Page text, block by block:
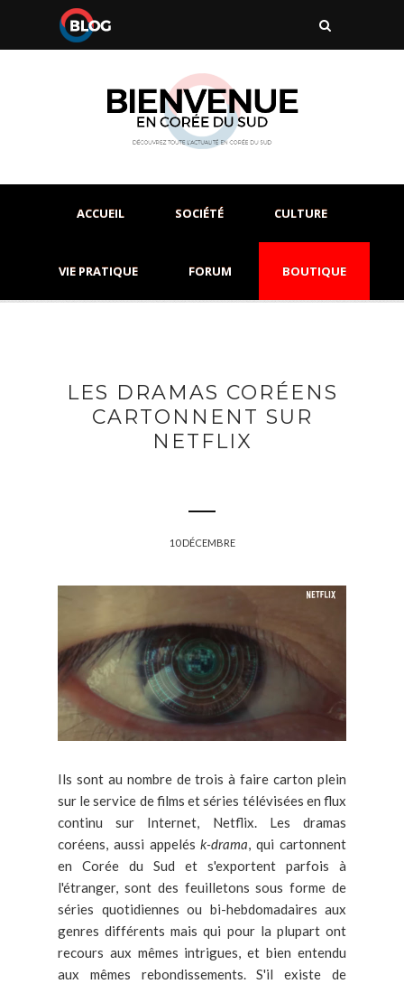
ACCUEIL SOCIÉTÉ CULTURE
VIE PRATIQUE FORUM BOUTIQUE
LES DRAMAS CORÉENS
CARTONNENT SUR
NETFLIX
10 DÉCEMBRE
Ils sont au nombre de trois à faire carton plein
sur le service de films et séries télévisées en flux
continu sur Internet, Netflix. Les dramas
coréens, aussi appelésk-drama, qui cartonnent
en Corée du Sud et s'exportent parfois à
l'étranger, sont des feuilletons sous forme de
séries quotidiennes ou bi-hebdomadaires aux
genres différents mais qui pour la plupart ont
recours aux mêmes intrigues, et bien entendu
aux mêmes rebondissements. S'il existe de